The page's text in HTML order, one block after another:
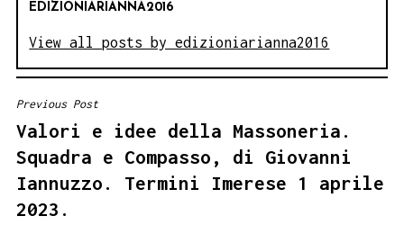
EDIZIONIARIANNA2016
View all posts by edizioniarianna2016
NAVIGAZIONE
ARTICOLI
Previous Post
Valori e idee della Massoneria.
Squadra e Compasso, di Giovanni
Iannuzzo. Termini Imerese 1 aprile
2023.